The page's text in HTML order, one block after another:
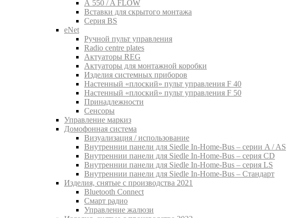
A 550 / A FLOW
Вставки для скрытого монтажа
Серия BS
eNet
Pучной пульт управления
Radio centre plates
Актуаторы REG
Актуаторы для монтажной коробки
Изделия системных приборов
Настенный «плоский» пульт управления F 40
Настенный «плоский» пульт управления F 50
Принадлежности
Сенсоры
Управление маркиз
Домофонная система
Визуализация / использование
Внутреннии панели для Siedle In-Home-Bus – серии A / AS
Внутреннии панели для Siedle In-Home-Bus – серия CD
Внутреннии панели для Siedle In-Home-Bus – серия LS
Внутреннии панели для Siedle In-Home-Bus – Стандарт
Изделия, снятые с производства 2021
Bluetooth Connect
Смарт радио
Управление жалюзи